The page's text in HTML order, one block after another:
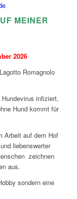
MEINER
2026
Romagnolo
infiziert,
Hund kommt für
Arbeit auf dem Hof
liebenswerter
zeichnen
aus.
sondern eine